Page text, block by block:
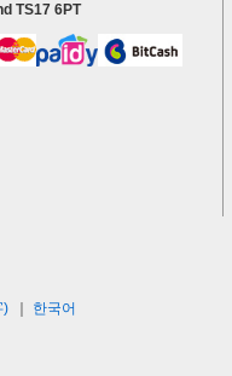
TS17 6PT
)
한국어